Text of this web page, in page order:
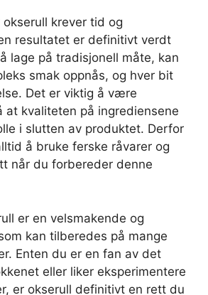
krever tid og
resultatet er definitivt verdt
lage på tradisjonell måte, kan
smak oppnås, og hver bit
Det er viktig å være
at kvaliteten på ingrediensene
i slutten av produktet. Derfor
å bruke ferske råvarer og
når du forbereder denne
er en velsmakende og
kan tilberedes på mange
Enten du er en fan av det
eller liker eksperimentere
er okserull definitivt en rett du